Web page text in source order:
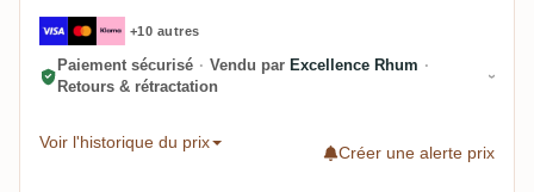
+10 autres
Paiement sécurisé · Vendu par Excellence Rhum ·
Retours & rétractation
Voir l'historique du prix
Créer une alerte prix